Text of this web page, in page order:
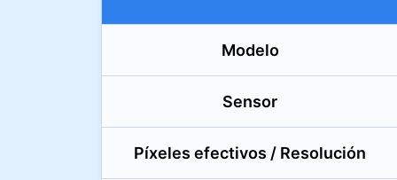
Modelo
Sensor
Píxeles efectivos / Resolución